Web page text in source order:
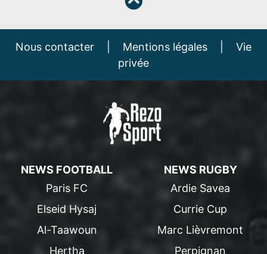
Nous contacter Mentions légales
Vie
privée
NEWS FOOTBALL
Paris FC
Elseid Hysaj
Al-Taawoun
Hertha
NEWS RUGBY
Ardie Savea
Currie Cup
Marc Lièvremont
Perpignan